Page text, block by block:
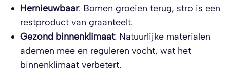
Hernieuwbaar: Bomen groeien terug, stro is een
restproduct van graanteelt.
Gezond binnenklimaat: Natuurlijke materialen
ademen mee en reguleren vocht, wat het
binnenklimaat verbetert.